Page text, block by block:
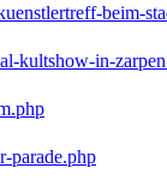
beim-
kultshow-in-
parade.php